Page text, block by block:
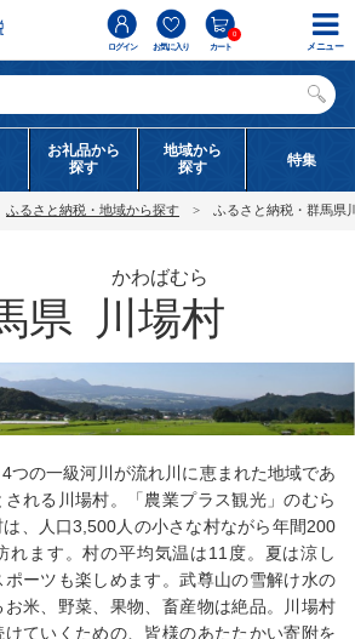
ログイン お気に入り カート
0
お礼品から
探す
地域から
探す
特集
ふるさと納税・地域から探す ふるさと納税・群馬県
県 川場村
かわばむら
つの一級河川が流れ川に恵まれた地域であ
れる川場村。「農業プラス観光」のむら
、人口3,500人の小さな村ながら年間200
れます。村の平均気温は11度。夏は涼し
ポーツも楽しめます。武尊山の雪解け水の
米、野菜、果物、畜産物は絶品。川場村
ていくための、皆様のあたたかい寄附を
メニュー